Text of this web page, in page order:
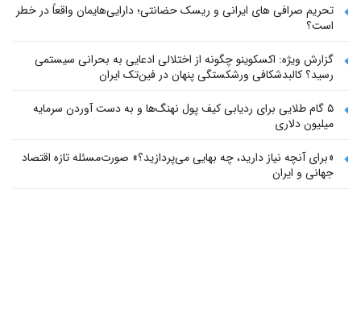
تحریم صرافی های ایرانی و ریسک حضانتی؛ دارایی‌هایمان واقعاً در خطر
است؟
گزارش ویژه: اکسکوینو چگونه از اختلالی ادعایی به بحرانی سیستمی
رسید؟ کالبدشکافی ورشکستگی پنهان در فین‌تک ایران
۵ گام طلایی برای ردیابی کیف پول‌ نهنگ‌ها و به دست آوردن سرمایه
میلیون دلاری
«برای آنچه نیاز دارید، چه بهایی می‌پردازید؟» صورت‌مسئله تازه اقتصاد
جهانی و ایران